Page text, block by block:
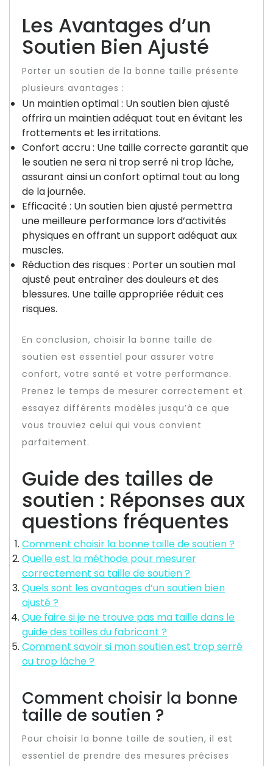
Les Avantages d’un
Soutien Bien Ajusté
Porter un soutien de la bonne taille présente
plusieurs avantages :
Un maintien optimal : Un soutien bien ajusté
offrira un maintien adéquat tout en évitant les
frottements et les irritations.
Confort accru : Une taille correcte garantit que
le soutien ne sera ni trop serré ni trop lâche,
assurant ainsi un confort optimal tout au long
de la journée.
Efficacité : Un soutien bien ajusté permettra
une meilleure performance lors d’activités
physiques en offrant un support adéquat aux
muscles.
Réduction des risques : Porter un soutien mal
ajusté peut entraîner des douleurs et des
blessures. Une taille appropriée réduit ces
risques.
En conclusion, choisir la bonne taille de
soutien est essentiel pour assurer votre
confort, votre santé et votre performance.
Prenez le temps de mesurer correctement et
essayez différents modèles jusqu’à ce que
vous trouviez celui qui vous convient
parfaitement.
Guide des tailles de
soutien : Réponses aux
questions fréquentes
Comment choisir la bonne taille de soutien ?
Quelle est la méthode pour mesurer
correctement sa taille de soutien ?
Quels sont les avantages d’un soutien bien
ajusté ?
Que faire si je ne trouve pas ma taille dans le
guide des tailles du fabricant ?
Comment savoir si mon soutien est trop serré
ou trop lâche ?
Comment choisir la bonne
taille de soutien ?
Pour choisir la bonne taille de soutien, il est
essentiel de prendre des mesures précises